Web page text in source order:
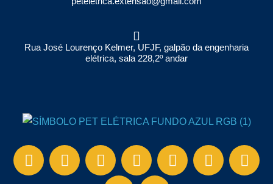
Rua José Lourenço Kelmer, UFJF, galpão da engenharia
elétrica, sala 228,2º andar